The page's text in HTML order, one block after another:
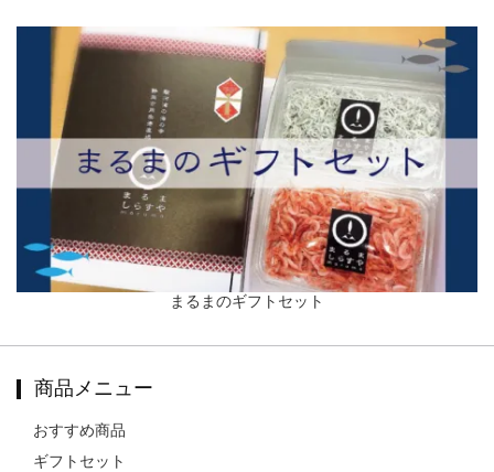
まるまのギフトセット
商品メニュー
おすすめ商品
ギフトセット